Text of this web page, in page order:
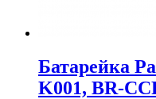
Батарейка
K001, BR-